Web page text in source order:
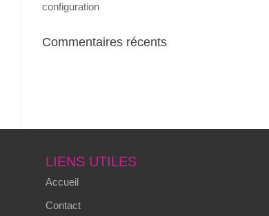
configuration
Commentaires récents
LIENS UTILES
Accueil
Contact